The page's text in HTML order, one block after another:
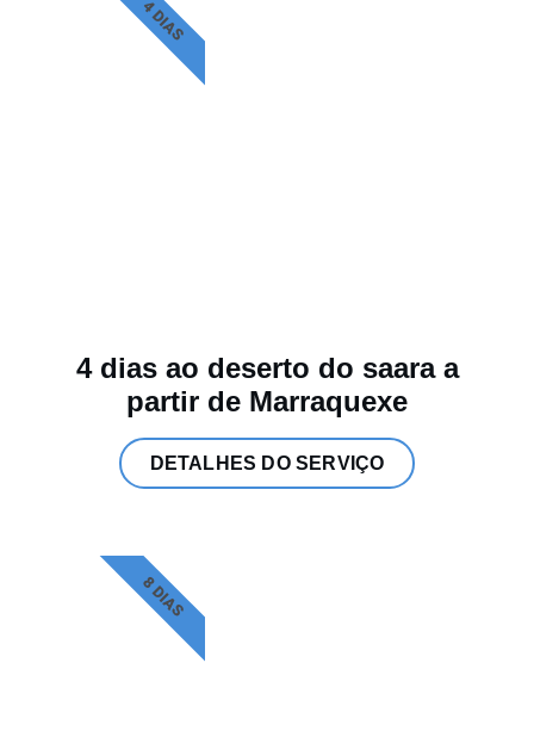
4 dias ao deserto do saara a
partir de Marraquexe
DETALHES DO SERVIÇO
4 DIAS
8 DIAS